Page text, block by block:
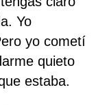
Yo
yo cometí
quieto
estaba.